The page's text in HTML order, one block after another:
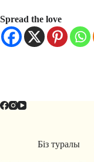
Spread the love
Біз туралы